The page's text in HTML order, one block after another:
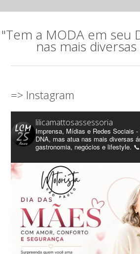
"Tem a MODA em seu
nas mais diversas
=> Instagram
lilicamattosassessoria
Imprensa, Mídias e Redes Sociais
DNA, mas atua nas mais diversas
gastronomia, negócios e lifestyle.